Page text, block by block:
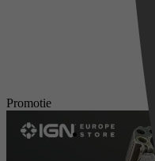
Promotie